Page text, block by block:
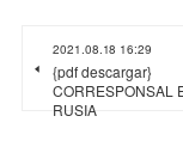
2021.08.18 16:29
{pdf descargar}
CORRESPONSAL
RUSIA